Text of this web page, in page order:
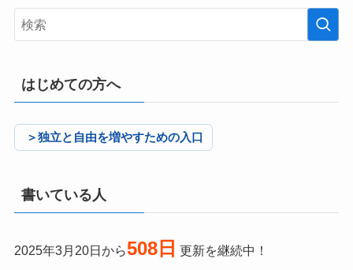
はじめての方へ
＞独立と自由を増やすための入口
書いている人
2025年3月20日から508日 更新を継続中！